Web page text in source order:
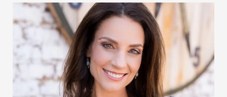
Hoe
vrees
jou
besluite
beïnvloed
–